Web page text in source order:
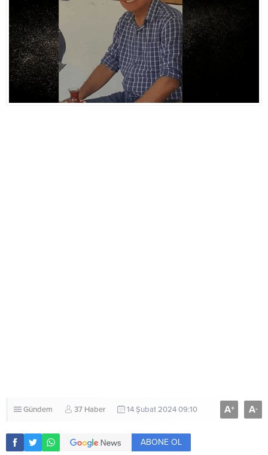
Gündem 37 Haber 14 Şubat 2024 09:10 A+ A-
ABONE OL